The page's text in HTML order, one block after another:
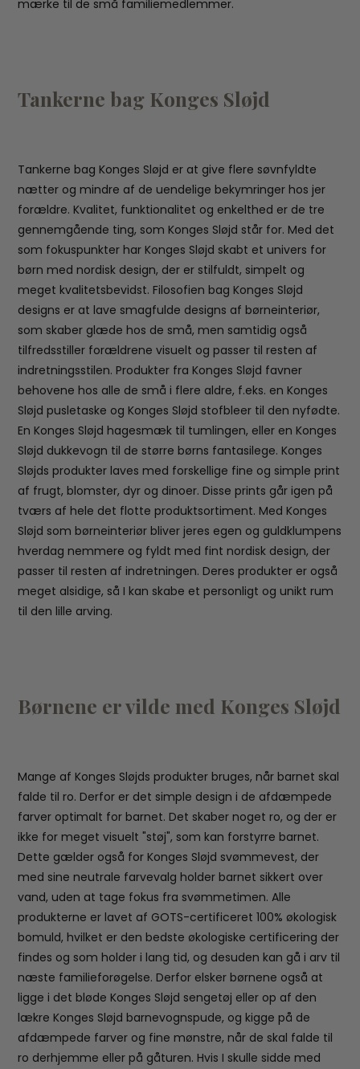
mærke til de små familiemedlemmer.
Tankerne bag Konges Sløjd
Tankerne bag Konges Sløjd er at give flere søvnfyldte
nætter og mindre af de uendelige bekymringer hos jer
forældre. Kvalitet, funktionalitet og enkelthed er de tre
gennemgående ting, som Konges Sløjd står for. Med det
som fokuspunkter har Konges Sløjd skabt et univers for
børn med nordisk design, der er stilfuldt, simpelt og
meget kvalitetsbevidst. Filosofien bag Konges Sløjd
designs er at lave smagfulde designs af børneinteriør,
som skaber glæde hos de små, men samtidig også
tilfredsstiller forældrene visuelt og passer til resten af
indretningsstilen. Produkter fra Konges Sløjd favner
behovene hos alle de små i flere aldre, f.eks. en Konges
Sløjd pusletaske og Konges Sløjd stofbleer til den nyfødte.
En Konges Sløjd hagesmæk til tumlingen, eller en Konges
Sløjd dukkevogn til de større børns fantasilege. Konges
Sløjds produkter laves med forskellige fine og simple print
af frugt, blomster, dyr og dinoer. Disse prints går igen på
tværs af hele det flotte produktsortiment. Med Konges
Sløjd som børneinteriør bliver jeres egen og guldklumpens
hverdag nemmere og fyldt med fint nordisk design, der
passer til resten af indretningen. Deres produkter er også
meget alsidige, så I kan skabe et personligt og unikt rum
til den lille arving.
Børnene er vilde med Konges Sløjd
Mange af Konges Sløjds produkter bruges, når barnet skal
falde til ro. Derfor er det simple design i de afdæmpede
farver optimalt for barnet. Det skaber noget ro, og der er
ikke for meget visuelt "støj", som kan forstyrre barnet.
Dette gælder også for Konges Sløjd svømmevest, der
med sine neutrale farvevalg holder barnet sikkert over
vand, uden at tage fokus fra svømmetimen. Alle
produkterne er lavet af GOTS-certificeret 100% økologisk
bomuld, hvilket er den bedste økologiske certificering der
findes og som holder i lang tid, og desuden kan gå i arv til
næste familieforøgelse. Derfor elsker børnene også at
ligge i det bløde Konges Sløjd sengetøj eller op af den
lækre Konges Sløjd barnevognspude, og kigge på de
afdæmpede farver og fine mønstre, når de skal falde til
ro derhjemme eller på gåturen. Hvis I skulle sidde med